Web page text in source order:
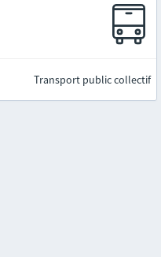
Transport public collectif